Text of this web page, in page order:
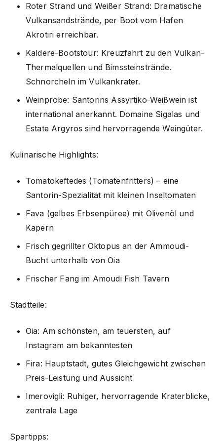
Roter Strand und Weißer Strand: Dramatische
Vulkansandstrände, per Boot vom Hafen
Akrotiri erreichbar.
Kaldere-Bootstour: Kreuzfahrt zu den Vulkan-
Thermalquellen und Bimssteinstrände.
Schnorcheln im Vulkankrater.
Weinprobe: Santorins Assyrtiko-Weißwein ist
international anerkannt. Domaine Sigalas und
Estate Argyros sind hervorragende Weingüter.
Kulinarische Highlights:
Tomatokeftedes (Tomatenfritters) – eine
Santorin-Spezialität mit kleinen Inseltomaten
Fava (gelbes Erbsenpüree) mit Olivenöl und
Kapern
Frisch gegrillter Oktopus an der Ammoudi-
Bucht unterhalb von Oia
Frischer Fang im Amoudi Fish Tavern
Stadtteile:
Oia: Am schönsten, am teuersten, auf
Instagram am bekanntesten
Fira: Hauptstadt, gutes Gleichgewicht zwischen
Preis-Leistung und Aussicht
Imerovigli: Ruhiger, hervorragende Kraterblicke,
zentrale Lage
Spartipps: